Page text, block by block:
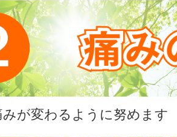
が変わるように努めます